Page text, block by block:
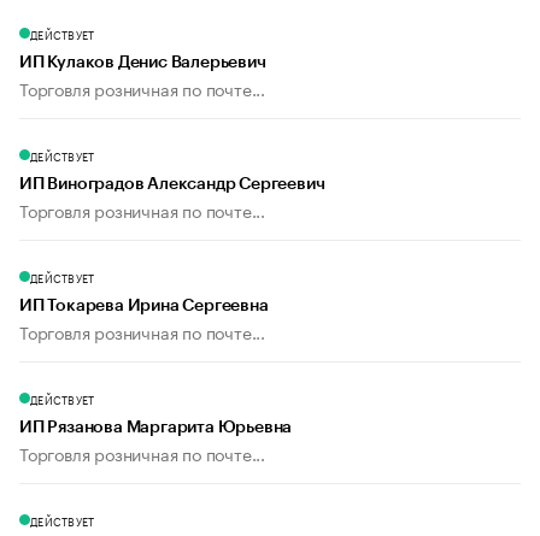
ДЕЙСТВУЕТ
ИП Кулаков Денис Валерьевич
Торговля розничная по почте...
ДЕЙСТВУЕТ
ИП Виноградов Александр Сергеевич
Торговля розничная по почте...
ДЕЙСТВУЕТ
ИП Токарева Ирина Сергеевна
Торговля розничная по почте...
ДЕЙСТВУЕТ
ИП Рязанова Маргарита Юрьевна
Торговля розничная по почте...
ДЕЙСТВУЕТ